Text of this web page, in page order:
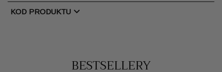
KOD PRODUKTU chevron_right
BESTSELLERY